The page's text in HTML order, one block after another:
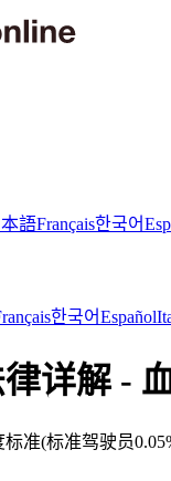
本語Français한국어
한국어Español
详解 -
准(标准驾驶员